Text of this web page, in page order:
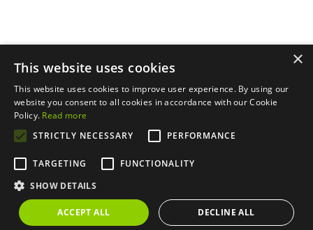
Cumbre del Sol Pre-Owned ist die Marke der Firma AFLYS
CONSULTANTS S.L., eingetragen im Register der
unter der Nummer RAICV 0074.
Acceso norte s/n, Cumbre del Sol Pre-Owned
Informationsbüro, 03726, Benitachell | Copyright © 2025
Cumbre del Sol Pre-Owned. Alle Rechte vorbehalten.
Datenschutzerklärung|Nutzungsbedingungen
×
This website uses cookies
This website uses cookies to improve user experience. By using our
website you consent to all cookies in accordance with our Cookie
Policy. Read more
STRICTLY NECESSARY
PERFORMANCE
TARGETING
FUNCTIONALITY
SHOW DETAILS
ACCEPT ALL DECLINE ALL